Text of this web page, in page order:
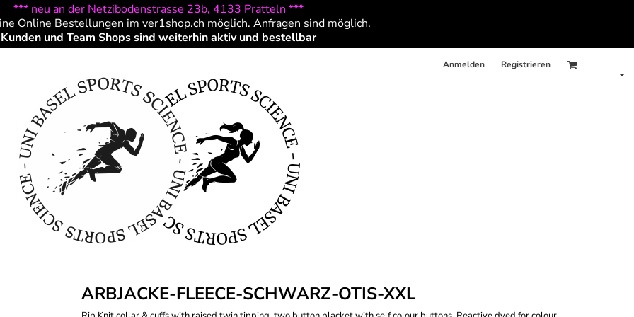
*** neu an der Netzibodenstrasse 23b, 4133 Pratteln ***
Online Bestellungen im ver1shop.ch möglich. Anfragen sind möglich.
Kunden und Team Shops sind weiterhin aktiv und bestellbar
Anmelden Registrieren
ARBJACKE-FLEECE-SCHWARZ-OTIS-XXL